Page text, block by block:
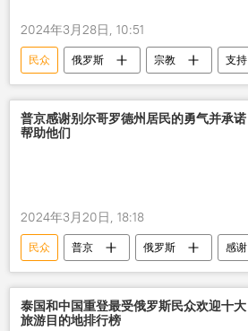
2024年3月28日, 10:51
民众 俄罗斯 宗教 支持
普京感谢别尔哥罗德州居民的勇气并承诺
帮助他们
2024年3月20日, 18:18
民众 普京 俄罗斯 感谢
泰国和中国重登最受俄罗斯民众欢迎十大
旅游目的地排行榜